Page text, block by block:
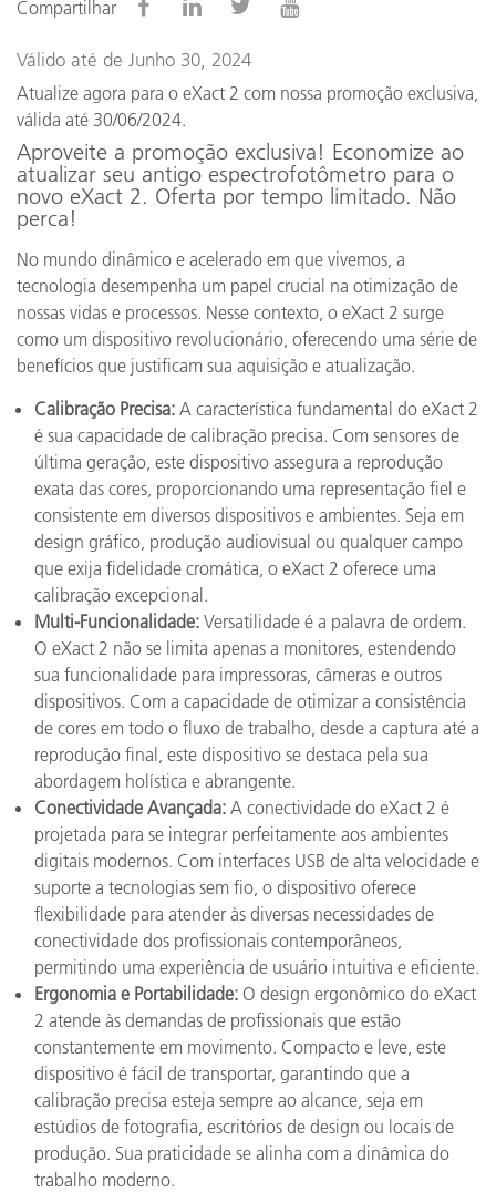
Compartilhar
Válido até de Junho 30, 2024
Atualize agora para o eXact 2 com nossa promoção exclusiva,
válida até 30/06/2024.
Aproveite a promoção exclusiva! Economize ao
atualizar seu antigo espectrofotômetro para o
novo eXact 2. Oferta por tempo limitado. Não
perca!
No mundo dinâmico e acelerado em que vivemos, a
tecnologia desempenha um papel crucial na otimização de
nossas vidas e processos. Nesse contexto, o eXact 2 surge
como um dispositivo revolucionário, oferecendo uma série de
benefícios que justificam sua aquisição e atualização.
Calibração Precisa: A característica fundamental do eXact 2
é sua capacidade de calibração precisa. Com sensores de
última geração, este dispositivo assegura a reprodução
exata das cores, proporcionando uma representação fiel e
consistente em diversos dispositivos e ambientes. Seja em
design gráfico, produção audiovisual ou qualquer campo
que exija fidelidade cromática, o eXact 2 oferece uma
calibração excepcional.
Multi-Funcionalidade: Versatilidade é a palavra de ordem.
O eXact 2 não se limita apenas a monitores, estendendo
sua funcionalidade para impressoras, câmeras e outros
dispositivos. Com a capacidade de otimizar a consistência
de cores em todo o fluxo de trabalho, desde a captura até a
reprodução final, este dispositivo se destaca pela sua
abordagem holística e abrangente.
Conectividade Avançada: A conectividade do eXact 2 é
projetada para se integrar perfeitamente aos ambientes
digitais modernos. Com interfaces USB de alta velocidade e
suporte a tecnologias sem fio, o dispositivo oferece
flexibilidade para atender às diversas necessidades de
conectividade dos profissionais contemporâneos,
permitindo uma experiência de usuário intuitiva e eficiente.
Ergonomia e Portabilidade: O design ergonômico do eXact
2 atende às demandas de profissionais que estão
constantemente em movimento. Compacto e leve, este
dispositivo é fácil de transportar, garantindo que a
calibração precisa esteja sempre ao alcance, seja em
estúdios de fotografia, escritórios de design ou locais de
produção. Sua praticidade se alinha com a dinâmica do
trabalho moderno.